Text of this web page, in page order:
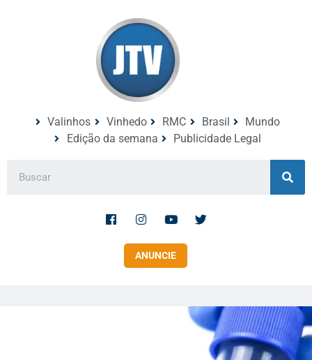
Valinhos Vinhedo RMC Brasil
Mundo
Edição da semana
Publicidade Legal
ANUNCIE